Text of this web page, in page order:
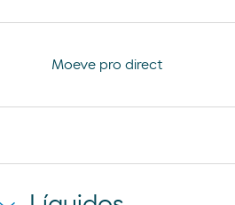
Moeve pro direct